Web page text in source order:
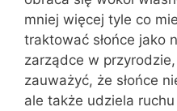
mniej więcej tyle co
traktować słońce jako
zarządce w
zauważyć, że słońce
ale także udziela